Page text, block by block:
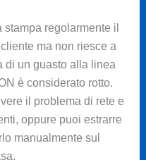
regolarmente il
ma non riesce a
di un guasto alla linea
è considerato rotto.
il problema di rete e
oppure puoi estrarre
manualmente sul